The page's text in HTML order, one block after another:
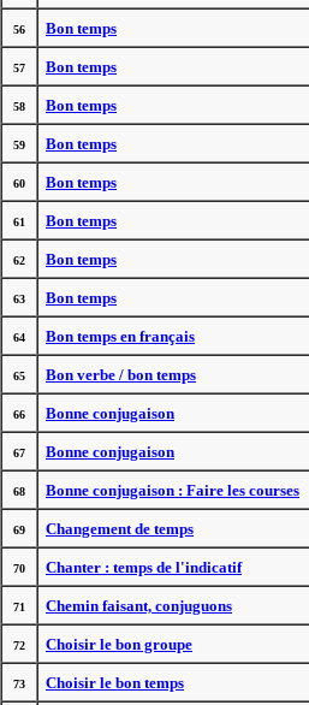
56 Bon temps
57 Bon temps
58 Bon temps
59 Bon temps
60 Bon temps
61 Bon temps
62 Bon temps
63 Bon temps
64 Bon temps en français
65 Bon verbe / bon temps
66 Bonne conjugaison
67 Bonne conjugaison
68 Bonne conjugaison : Faire les courses
69 Changement de temps
70 Chanter : temps de l'indicatif
71 Chemin faisant, conjuguons
72 Choisir le bon groupe
73 Choisir le bon temps